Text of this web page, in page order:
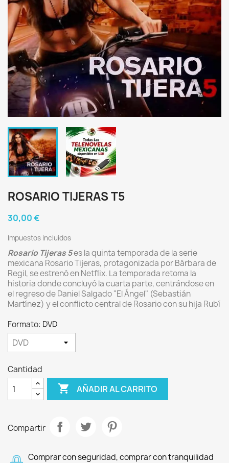
ROSARIO TIJERAS T5
30,00 €
Impuestos incluidos
Rosario Tijeras 5es la quinta temporada de la serie
mexicana Rosario Tijeras, protagonizada por Bárbara de
Regil, se estrenó en Netflix. La temporada retoma la
historia donde concluyó la cuarta parte, centrándose en
el regreso de Daniel Salgado "El Ángel" (Sebastián
Martínez) y el conflicto central de Rosario con su hija Rubí
Formato: DVD
Cantidad
 AÑADIR AL CARRITO
Compartir
Comprar con seguridad, comprar con tranquilidad